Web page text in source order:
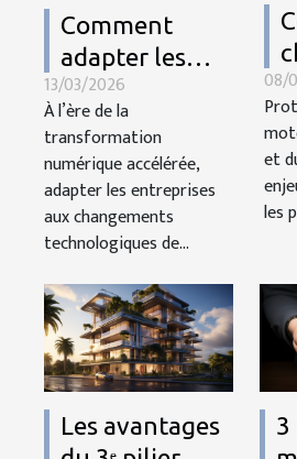
Comment
adapter les
entreprises aux
changements
technologiques
de 2026 ?
13/03/2026
À l’ère de la
transformation
numérique accélérée,
adapter les entreprises
aux changements
technologiques de...
08/
et
les
Les avantages
3